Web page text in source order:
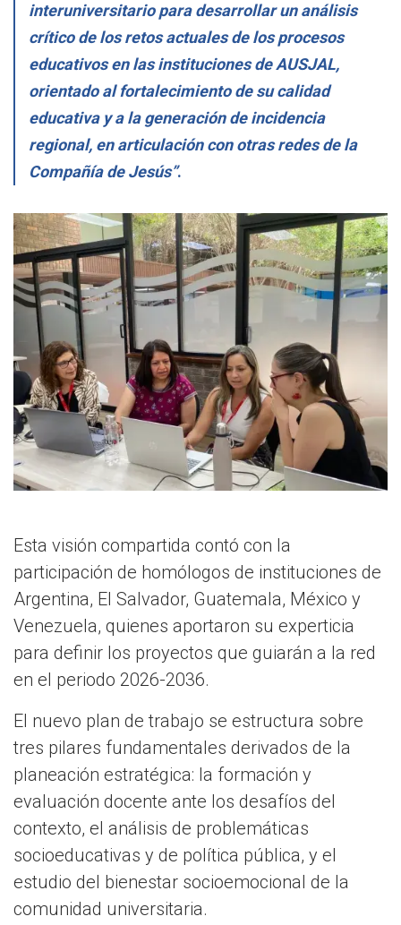
interuniversitario para desarrollar un análisis
crítico de los retos actuales de los procesos
educativos en las instituciones de AUSJAL,
orientado al fortalecimiento de su calidad
educativa y a la generación de incidencia
regional, en articulación con otras redes de la
Compañía de Jesús”.
Esta visión compartida contó con la
participación de homólogos de instituciones de
Argentina, El Salvador, Guatemala, México y
Venezuela, quienes aportaron su experticia
para definir los proyectos que guiarán a la red
en el periodo 2026-2036.
El nuevo plan de trabajo se estructura sobre
tres pilares fundamentales derivados de la
planeación estratégica: la formación y
evaluación docente ante los desafíos del
contexto, el análisis de problemáticas
socioeducativas y de política pública, y el
estudio del bienestar socioemocional de la
comunidad universitaria.